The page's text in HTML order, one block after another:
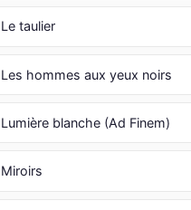
Le taulier
Les hommes aux yeux noirs
Lumière blanche (Ad Finem)
Miroirs